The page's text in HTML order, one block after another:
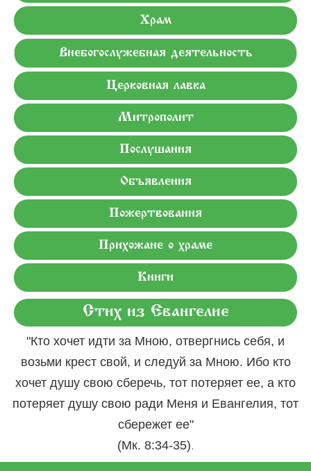
Храм
Внебогослужебная деятельность
Церковная лавка
Митрополит
Послушания
Объявления
Пожертвования
Прихожане о храме
Книги
Стих из Евангелие
"Кто хочет идти за Мною, отвергнись себя, и
возьми крест свой, и следуй за Мною. Ибо кто
хочет душу свою сберечь, тот потеряет ее, а кто
потеряет душу свою ради Меня и Евангелия, тот
сбережет ее"
(Мк. 8:34-35).